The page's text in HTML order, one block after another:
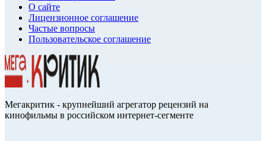
О сайте
Лицензионное соглашение
Частые вопросы
Пользовательское соглашение
Мегакритик - крупнейший агрегатор рецензий на
кинофильмы в российском интернет-сегменте